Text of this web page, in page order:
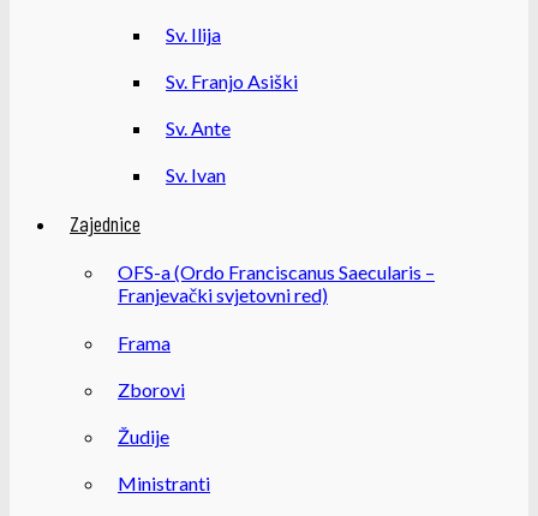
Sv. Ilija
Sv. Franjo Asiški
Sv. Ante
Sv. Ivan
Zajednice
OFS-a (Ordo Franciscanus Saecularis –
Franjevački svjetovni red)
Frama
Zborovi
Žudije
Ministranti